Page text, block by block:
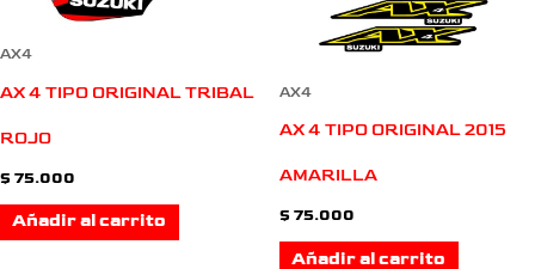
AX4
AX 4 TIPO ORIGINAL TRIBAL
ROJO
$ 75.000
Añadir al carrito
AX4
AX 4 TIPO ORIGINAL 2015
AMARILLA
$ 75.000
Añadir al carrito